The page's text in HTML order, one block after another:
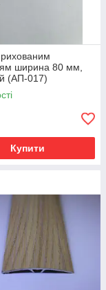
ширина 80 мм,
(АП-017)
Купити